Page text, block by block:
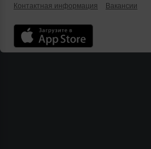
Контактная информация
Вакансии